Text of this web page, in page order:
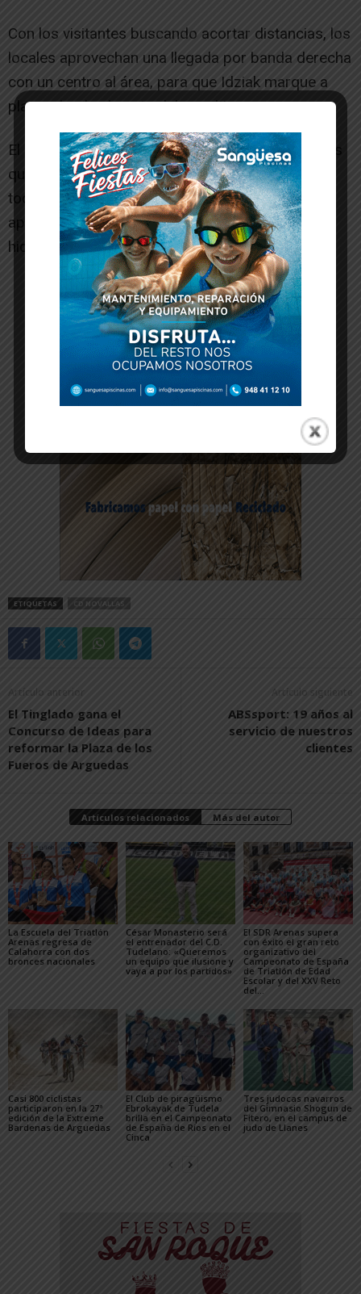
Con los visitantes buscando acortar distancias, los
locales aprovechan una llegada por banda derecha
con un centro al área, para que Idziak marque a
placer desde el punto del penalti.
El partido acaba con un 5-2 a favor de los locales
que cortan su racha de derrotas, dejando algo
tocados a los novalleros que no supieron
aprovechar el buen comienzo del partido.[/ihc-
hide-content]
-- Publicidad --
ETIQUETAS CD NOVALLAS
Artículo anterior
El Tinglado gana el
Concurso de Ideas para
reformar la Plaza de los
Fueros de Arguedas
Artículo siguiente
ABSsport: 19 años al
servicio de nuestros
clientes
Artículos relacionados Más del autor
La Escuela del Triatlón
Arenas regresa de
Calahorra con dos
bronces nacionales
César Monasterio será
el entrenador del C.D.
Tudelano: «Queremos
un equipo que ilusione y
vaya a por los partidos»
El SDR Arenas supera
con éxito el gran reto
organizativo del
Campeonato de España
de Triatlón de Edad
Escolar y del XXV Reto
del...
Casi 800 ciclistas
participaron en la 27ª
edición de la Extreme
Bardenas de Arguedas
El Club de piragüismo
Ebrokayak de Tudela
brilla en el Campeonato
de España de Ríos en el
Cinca
Tres judocas navarros
del Gimnasio Shogun de
Fitero, en el campus de
judo de Llanes